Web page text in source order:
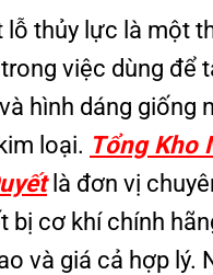
lỗ thủy lực là một
việc dùng để
hình dáng giống
loại. Tổng Kho
là đơn vị
bị cơ khí chính
và giá cả hợp lý.